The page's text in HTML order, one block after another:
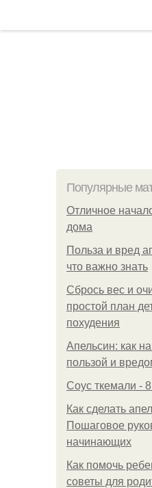
Популярные
Отличное
дома
Польза и вред
что важно знать
Сбрось вес и
простой план
похудения
Апельсин: как
пользой и
Соус ткемали -
Как сделать
Пошаговое
начинающих
Как помочь
советы для